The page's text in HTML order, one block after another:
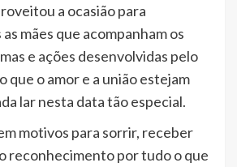
a ocasião para
mães que acompanham os
e ações desenvolvidas pelo
que o amor e a união estejam
lar nesta data tão especial.
motivos para sorrir, receber
reconhecimento por tudo o que